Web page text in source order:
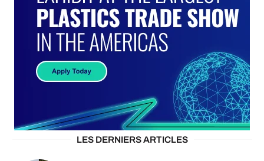
LES DERNIERS ARTICLES